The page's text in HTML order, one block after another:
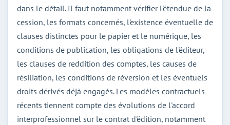
dans le détail. Il faut notamment vérifier l'étendue de la
cession, les formats concernés, l'existence éventuelle de
clauses distinctes pour le papier et le numérique, les
conditions de publication, les obligations de l'éditeur,
les clauses de reddition des comptes, les causes de
résiliation, les conditions de réversion et les éventuels
droits dérivés déjà engagés. Les modèles contractuels
récents tiennent compte des évolutions de l'accord
interprofessionnel sur le contrat d'édition, notamment